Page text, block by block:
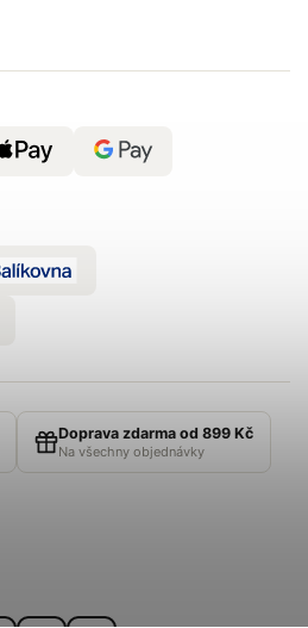
Doprava zdarma od 899 Kč
Na všechny objednávky